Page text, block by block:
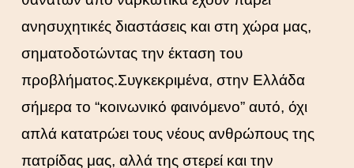
ανησυχητικές διαστάσεις και στη χώρα μας,
σηματοδοτώντας την έκταση του
προβλήματος.Συγκεκριμένα, στην Ελλάδα
σήμερα το “κοινωνικό φαινόμενο” αυτό, όχι
απλά κατατρώει τους νέους ανθρώπους της
πατρίδας μας, αλλά της στερεί και την